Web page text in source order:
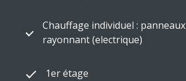
Chauffage individuel : panneaux
rayonnant (electrique)
1er étage